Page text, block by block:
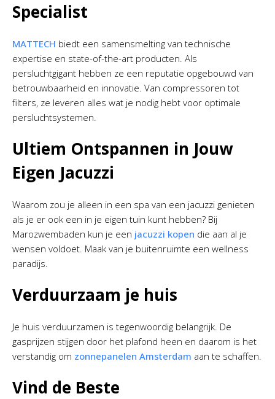
Specialist
MATTECH biedt een samensmelting van technische
expertise en state-of-the-art producten. Als
persluchtgigant hebben ze een reputatie opgebouwd van
betrouwbaarheid en innovatie. Van compressoren tot
filters, ze leveren alles wat je nodig hebt voor optimale
persluchtsystemen.
Ultiem Ontspannen in Jouw
Eigen Jacuzzi
Waarom zou je alleen in een spa van een jacuzzi genieten
als je er ook een in je eigen tuin kunt hebben? Bij
Marozwembaden kun je een jacuzzi kopen die aan al je
wensen voldoet. Maak van je buitenruimte een wellness
paradijs.
Verduurzaam je huis
Je huis verduurzamen is tegenwoordig belangrijk. De
gasprijzen stijgen door het plafond heen en daarom is het
verstandig om zonnepanelen Amsterdam aan te schaffen.
Vind de Beste